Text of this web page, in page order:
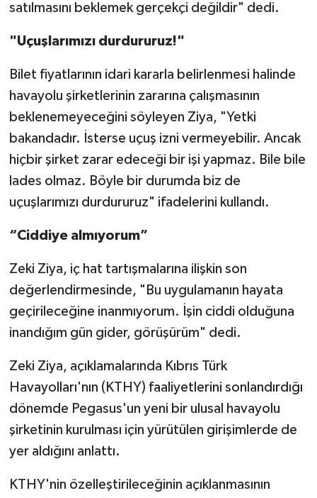
satılmasını beklemek gerçekçi değildir" dedi.
"Uçuşlarımızı durdururuz!"
Bilet fiyatlarının idari kararla belirlenmesi halinde
havayolu şirketlerinin zararına çalışmasının
beklenemeyeceğini söyleyen Ziya, "Yetki
bakandadır. İsterse uçuş izni vermeyebilir. Ancak
hiçbir şirket zarar edeceği bir işi yapmaz. Bile bile
lades olmaz. Böyle bir durumda biz de
uçuşlarımızı durdururuz" ifadelerini kullandı.
“Ciddiye almıyorum”
Zeki Ziya, iç hat tartışmalarına ilişkin son
değerlendirmesinde, "Bu uygulamanın hayata
geçirileceğine inanmıyorum. İşin ciddi olduğuna
inandığım gün gider, görüşürüm" dedi.
Zeki Ziya, açıklamalarında Kıbrıs Türk
Havayolları'nın (KTHY) faaliyetlerini sonlandırdığı
dönemde Pegasus'un yeni bir ulusal havayolu
şirketinin kurulması için yürütülen girişimlerde de
yer aldığını anlattı.
KTHY'nin özelleştirileceğinin açıklanmasının